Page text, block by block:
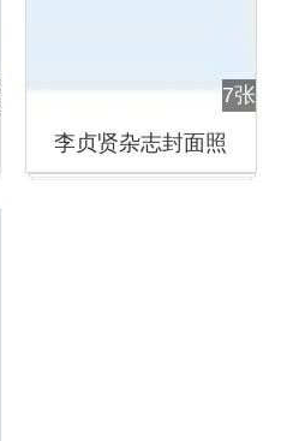
7张
李贞贤杂志封面照